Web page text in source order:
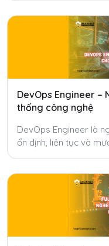
DevOps Engineer –
thống công nghệ
DevOps Engineer là
ổn định, liên tục và